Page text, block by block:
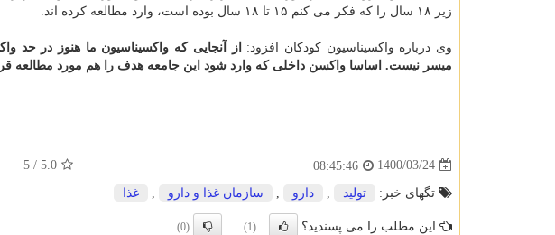
زیر ۱۸ سال را که فکر می کنم ۱۵ تا ۱۸ سال بوده است، وارد مطالعه کرده اند.
وی درباره واکسیناسیون کودکان افزود:
از آنجایی که واکسیناسیون ما هنوز در حد
میسر نیست. اساسا واکسن داخلی که وارد شود این جامعه هدف را هم مورد مطالعه
1400/03/24
08:45:46
5.0
/
5
تگهای خبر: تولید , دارو , سازمان غذا و دارو , غذا
این مطلب را می پسندید؟ (1)
(0)